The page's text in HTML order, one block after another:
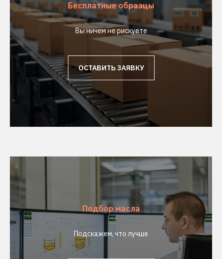
Бесплатные образцы
Вы ничем не рискуете
ОСТАВИТЬ ЗАЯВКУ
Подбор масла
Подскажем, что лучше